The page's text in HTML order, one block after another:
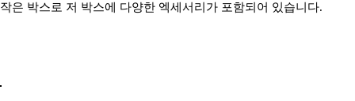
작은 박스로 저 박스에 다양한 엑세서리가 포함되어 있습니다.